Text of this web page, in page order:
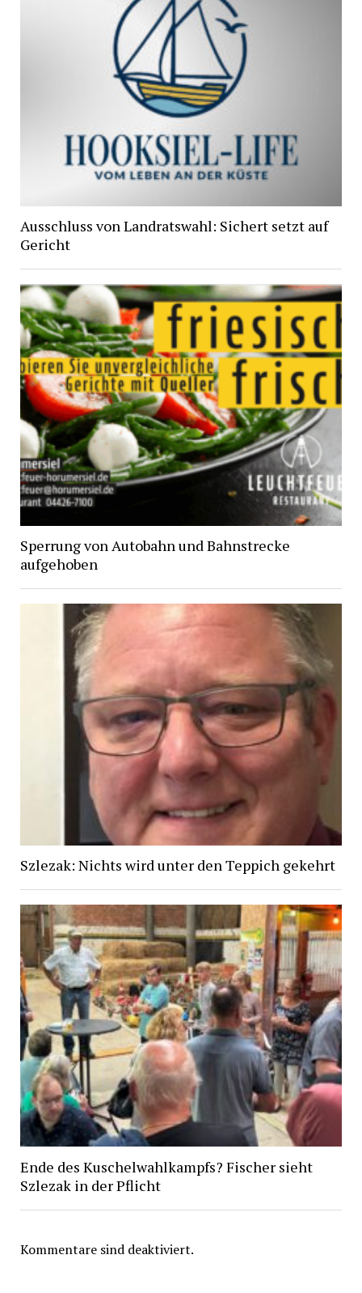
Ausschluss von Landratswahl: Sichert setzt auf
Gericht
Sperrung von Autobahn und Bahnstrecke
aufgehoben
Szlezak: Nichts wird unter den Teppich gekehrt
Ende des Kuschelwahlkampfs? Fischer sieht
Szlezak in der Pflicht
Kommentare sind deaktiviert.